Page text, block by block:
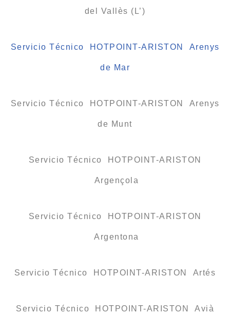
del Vallès (L’)
Servicio Técnico HOTPOINT-ARISTON Arenys
de Mar
Servicio Técnico HOTPOINT-ARISTON Arenys
de Munt
Servicio Técnico HOTPOINT-ARISTON
Argençola
Servicio Técnico HOTPOINT-ARISTON
Argentona
Servicio Técnico HOTPOINT-ARISTON Artés
Servicio Técnico HOTPOINT-ARISTON Avià